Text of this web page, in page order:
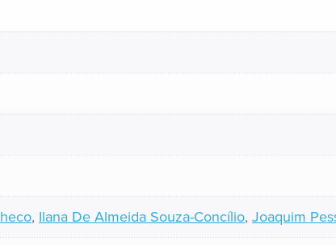
, Ilana De Almeida Souza-Concílio, Joaquim